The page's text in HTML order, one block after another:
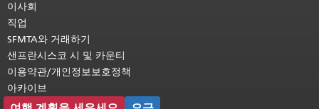
이사회
직업
SFMTA와 거래하기
샌프란시스코 시 및 카운티
이용약관/개인정보보호정책
아카이브